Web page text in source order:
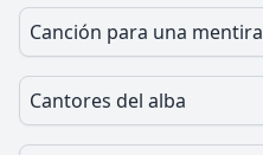
Canción para una mentira
Cantores del alba